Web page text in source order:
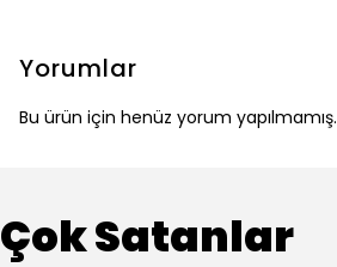
Yorumlar
Bu ürün için henüz yorum yapılmamış.
Çok Satanlar